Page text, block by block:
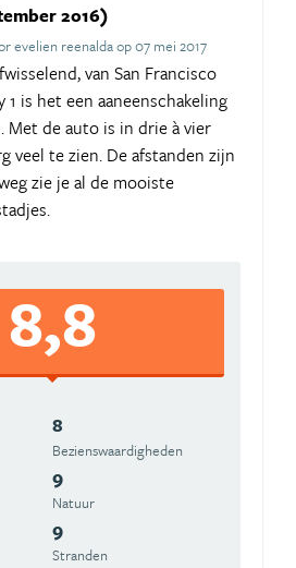
2016)
evelien reenalda op 07 mei 2017
van San Francisco
is het een aaneenschakeling
Met de auto is in drie à vier
veel te zien. De afstanden zijn
zie je al de mooiste
8,8
8
Beziens­waardigheden
9
Natuur
9
Stranden